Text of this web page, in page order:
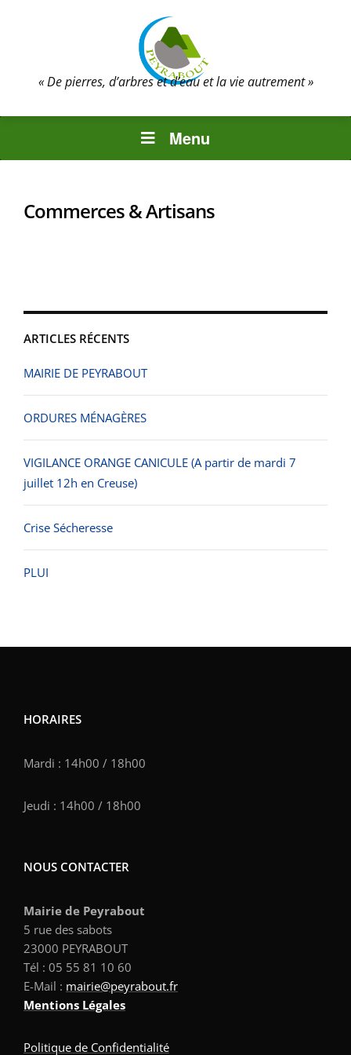
« De pierres, d’arbres et d’eau et la vie autrement »
Menu
ARTICLES RÉCENTS
MAIRIE DE PEYRABOUT
ORDURES MÉNAGÈRES
VIGILANCE ORANGE CANICULE (A partir de mardi 7
juillet 12h en Creuse)
Crise Sécheresse
PLUI
Commerces & Artisans
HORAIRES
Mardi : 14h00 / 18h00
Jeudi : 14h00 / 18h00
NOUS CONTACTER
Mairie de Peyrabout
5 rue des sabots
23000 PEYRABOUT
Tél : 05 55 81 10 60
E-Mail : mairie@peyrabout.fr
Mentions Légales
Politique de Confidentialité